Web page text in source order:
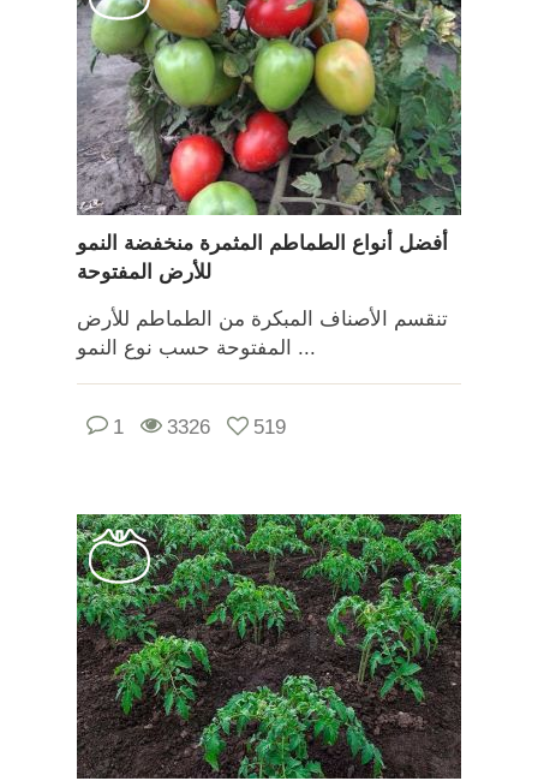
أفضل أنواع الطماطم المثمرة منخفضة النمو
للأرض المفتوحة
تنقسم الأصناف المبكرة من الطماطم للأرض
المفتوحة حسب نوع النمو ...
1 3326 519